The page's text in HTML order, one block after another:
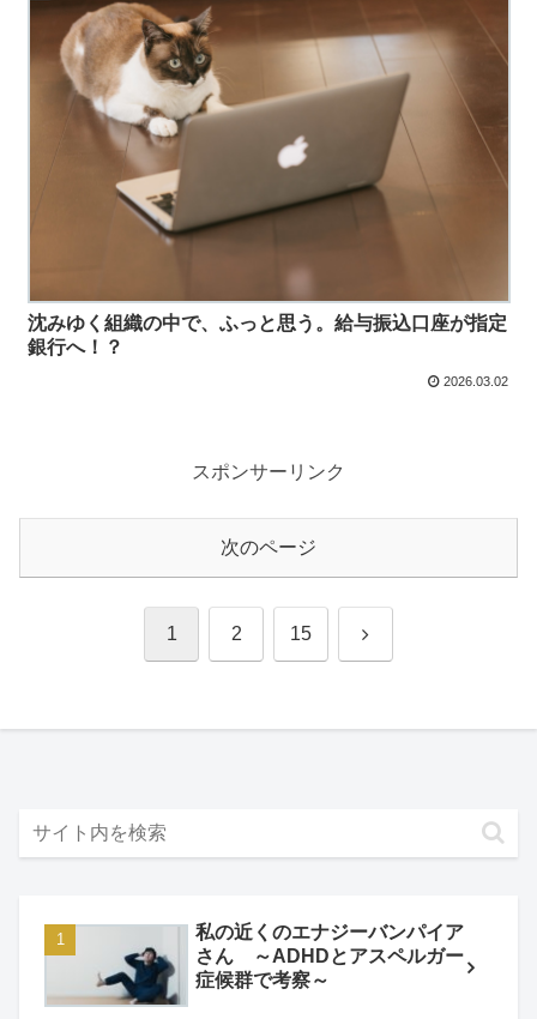
沈みゆく組織の中で、ふっと思う。給与振込口座が指定
銀行へ！？
2026.03.02
スポンサーリンク
次のページ
1 2 15 次
私の近くのエナジーバンパイア
さん ～ADHDとアスペルガー
症候群で考察～